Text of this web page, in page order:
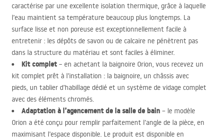
caractérise par une excellente isolation thermique, grâce à laquelle
l’eau maintient sa température beaucoup plus longtemps. La
surface lisse et non poreuse est exceptionnellement facile à
entretenir : les dépôts de savon ou de calcaire ne pénètrent pas
dans la structure du matériau et sont faciles à éliminer.
Kit complet – en achetant la baignoire Orion, vous recevez un
kit complet prêt à l’installation : la baignoire, un châssis avec
pieds, un tablier d’habillage dédié et un système de vidage complet
avec des éléments chromés.
Adaptation à l’agencement de la salle de bain – le modèle
Orion a été conçu pour remplir parfaitement l’angle de la pièce, en
maximisant l’espace disponible. Le produit est disponible en